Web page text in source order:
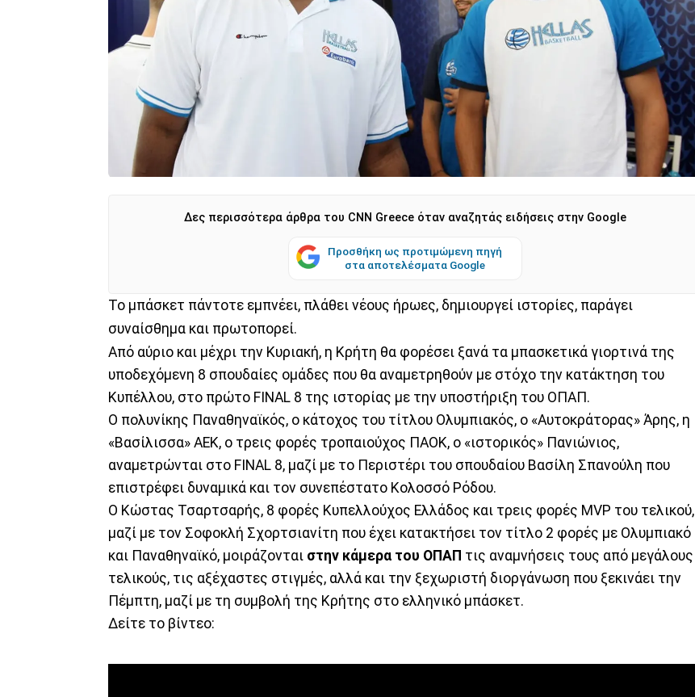
Δες περισσότερα άρθρα του CNN Greece όταν αναζητάς ειδήσεις στην Google
Προσθήκη ως προτιμώμενη πηγή
στα αποτελέσματα Google
To μπάσκετ πάντοτε εμπνέει, πλάθει νέους ήρωες, δημιουργεί ιστορίες, παράγει
συναίσθημα και πρωτοπορεί.
Από αύριο και μέχρι την Κυριακή, η Κρήτη θα φορέσει ξανά τα μπασκετικά γιορτινά της
υποδεχόμενη 8 σπουδαίες ομάδες που θα αναμετρηθούν με στόχο την κατάκτηση του
Κυπέλλου, στο πρώτο FINAL 8 της ιστορίας με την υποστήριξη του ΟΠΑΠ.
Ο πολυνίκης Παναθηναϊκός, ο κάτοχος του τίτλου Ολυμπιακός, ο «Αυτοκράτορας» Άρης, η
«Βασίλισσα» ΑΕΚ, ο τρεις φορές τροπαιούχος ΠΑΟΚ, ο «ιστορικός» Πανιώνιος,
αναμετρώνται στο FINAL 8, μαζί με το Περιστέρι του σπουδαίου Βασίλη Σπανούλη που
επιστρέφει δυναμικά και τον συνεπέστατο Κολοσσό Ρόδου.
Ο Κώστας Τσαρτσαρής, 8 φορές Κυπελλούχος Ελλάδος και τρεις φορές MVP του τελικού,
μαζί με τον Σοφοκλή Σχορτσιανίτη που έχει κατακτήσει τον τίτλο 2 φορές με Ολυμπιακό
και Παναθηναϊκό, μοιράζονται στην κάμερα του ΟΠΑΠ τις αναμνήσεις τους από μεγάλους
τελικούς, τις αξέχαστες στιγμές, αλλά και την ξεχωριστή διοργάνωση που ξεκινάει την
Πέμπτη, μαζί με τη συμβολή της Κρήτης στο ελληνικό μπάσκετ.
Δείτε το βίντεο: